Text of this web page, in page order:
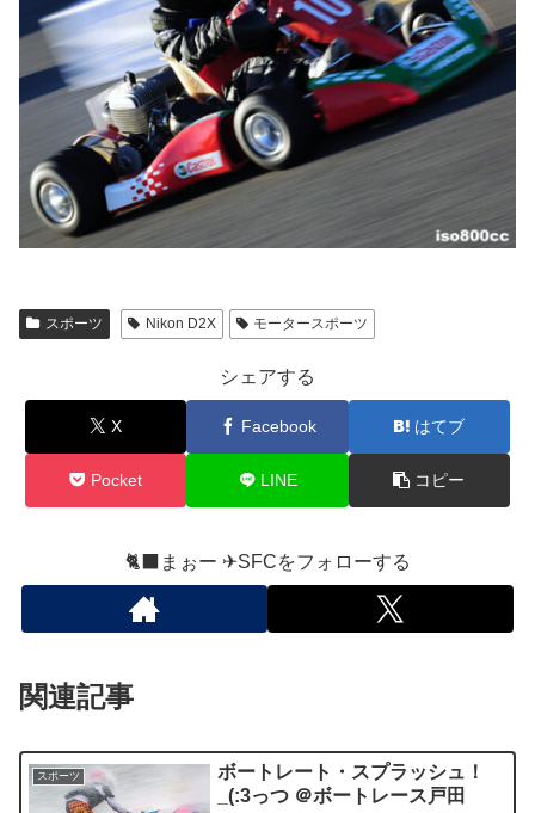
スポーツ Nikon D2X モータースポーツ
シェアする
X Facebook はてブ
Pocket LINE コピー
🐈‍⬛まぉー ✈︎SFCをフォローする
関連記事
スポーツ
ボートレート・スプラッシュ！
_(:3っつ ＠ボートレース戸田